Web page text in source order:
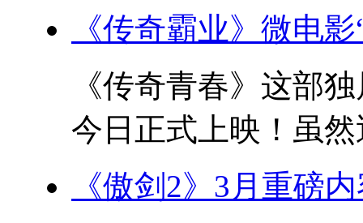
《传奇霸业》微电
《传奇青春》这部
今日正式上映！虽
《傲剑2》3月重磅